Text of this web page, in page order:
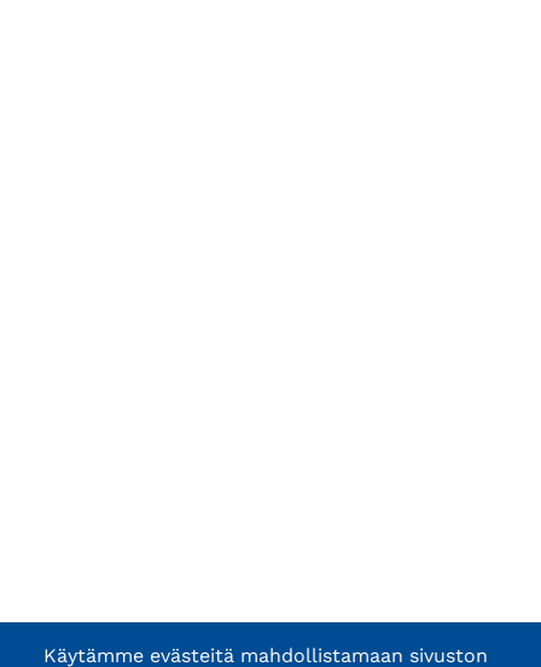
Käytämme evästeitä mahdollistamaan sivuston